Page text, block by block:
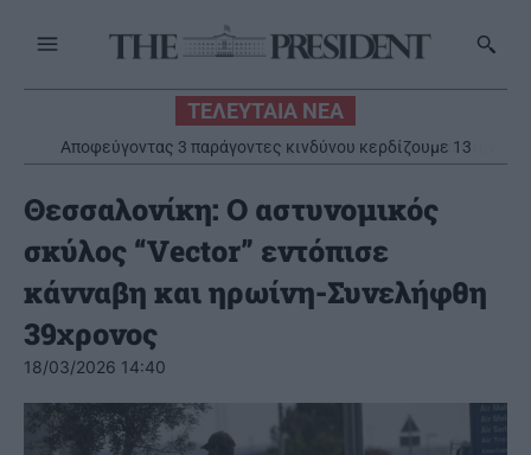
ΤΕΛΕΥΤΑΙΑ ΝΕΑ
Αποφεύγοντας 3 παράγοντες κινδύνου κερδίζουμε 13
επιπλέον χρόνια χωρίς άνοια
Θεσσαλονίκη: Ο αστυνομικός
σκύλος “Vector” εντόπισε
κάνναβη και ηρωίνη-Συνελήφθη
39χρονος
18/03/2026 14:40